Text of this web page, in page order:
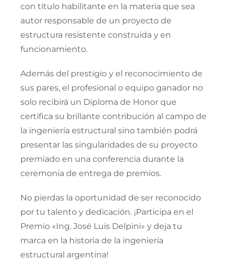
con título habilitante en la materia que sea
autor responsable de un proyecto de
estructura resistente construida y en
funcionamiento.
Además del prestigio y el reconocimiento de
sus pares, el profesional o equipo ganador no
solo recibirá un Diploma de Honor que
certifica su brillante contribución al campo de
la ingeniería estructural sino también podrá
presentar las singularidades de su proyecto
premiado en una conferencia durante la
ceremonia de entrega de premios.
No pierdas la oportunidad de ser reconocido
por tu talento y dedicación. ¡Participa en el
Premio «Ing. José Luis Delpini» y deja tu
marca en la historia de la ingeniería
estructural argentina!